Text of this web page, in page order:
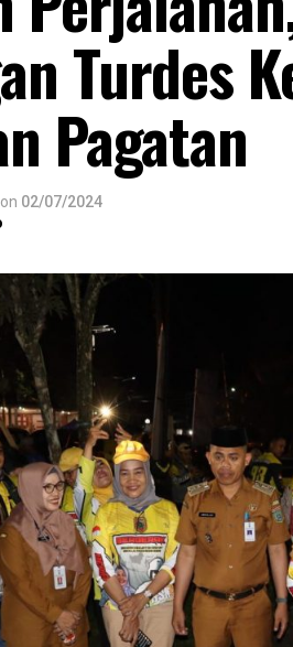
Turdes
Pagatan
on 02/07/2024